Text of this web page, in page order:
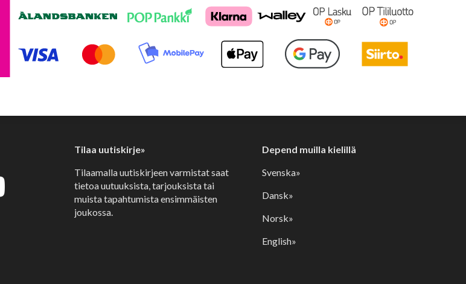
Tilaa uutiskirje»
Tilaamalla uutiskirjeen varmistat saat
tietoa uutuuksista, tarjouksista tai
muista tapahtumista ensimmäisten
joukossa.
Depend muilla kielillä
Svenska»
Dansk»
Norsk»
English»